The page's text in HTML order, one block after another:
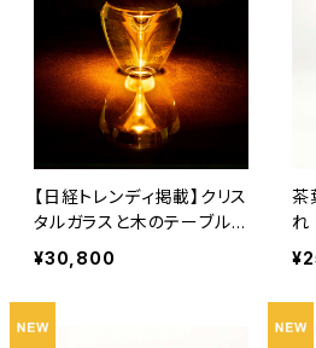
【日経トレンディ掲載】クリス
タルガラスと木のテーブルラ
イト - Shizuku / しずく -
¥30,800
茶
れ